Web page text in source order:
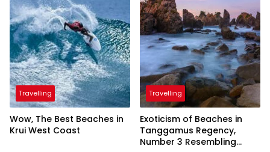
Travelling
Wow, The Best Beaches in
Krui West Coast
Travelling
Exoticism of Beaches in
Tanggamus Regency,
Number 3 Resembling